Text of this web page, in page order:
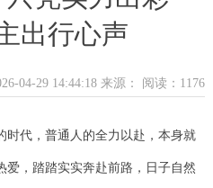
出行心声
04-29 14:44:18 来源： 阅读：1176
时代，普通人的全力以赴，本身就
爱，踏踏实实奔赴前路，日子自然